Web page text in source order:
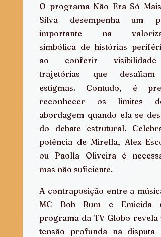
O programa Não Era Só Mais
Silva desempenha um
importante na
simbólica de histórias
ao conferir
trajetórias que desafiam
estigmas. Contudo, é
reconhecer os limites
abordagem quando ela se
do debate estrutural.
potência de Mirella, Alex
ou Paolla Oliveira é
mas não suficiente.
A contraposição entre a
MC Bob Rum e Emicida
programa da TV Globo revela
tensão profunda na disputa